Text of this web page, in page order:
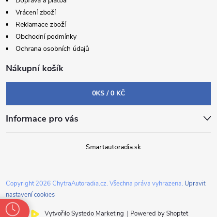
Vrácení zboží
Reklamace zboží
Obchodní podmínky
Ochrana osobních údajů
Nákupní košík
0KS /0 KČ
Informace pro vás
Smartautoradia.sk
Vytvořilo Systedo Marketing Powered by Shoptet
Copyright 2026 ChytraAutoradia.cz. Všechna práva vyhrazena. Upravit
nastavení cookies